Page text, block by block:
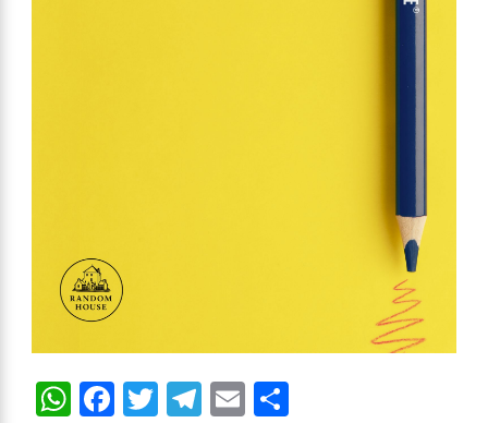
WhatsApp
Facebook
Twitter
Telegram
Email